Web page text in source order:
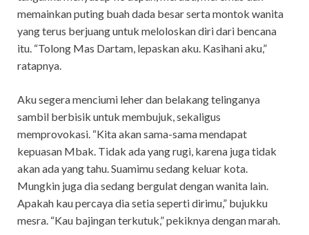
memainkan puting buah dada besar serta montok wanita
yang terus berjuang untuk meloloskan diri dari bencana
itu. “Tolong Mas Dartam, lepaskan aku. Kasihani aku,”
ratapnya.
Aku segera menciumi leher dan belakang telinganya
sambil berbisik untuk membujuk, sekaligus
memprovokasi. “Kita akan sama-sama mendapat
kepuasan Mbak. Tidak ada yang rugi, karena juga tidak
akan ada yang tahu. Suamimu sedang keluar kota.
Mungkin juga dia sedang bergulat dengan wanita lain.
Apakah kau percaya dia setia seperti dirimu,” bujukku
mesra. “Kau bajingan terkutuk,” pekiknya dengan marah.